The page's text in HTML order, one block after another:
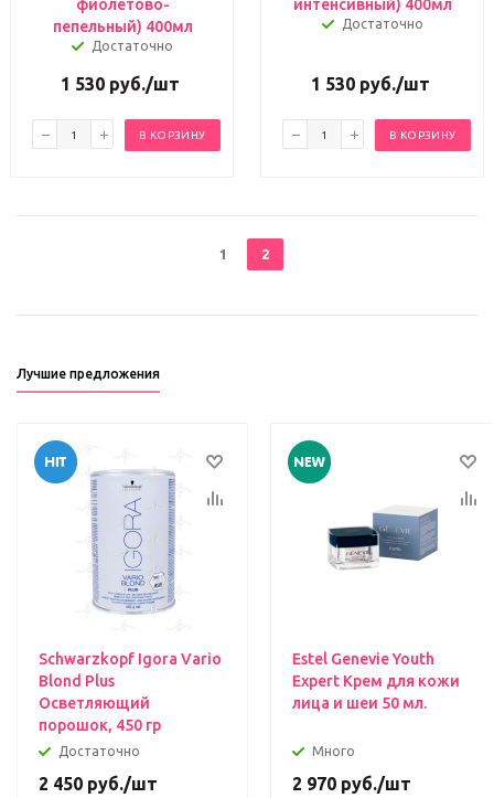
фиолетово-
пепельный) 400мл
Достаточно
1 530 руб./шт
В КОРЗИНУ
интенсивный) 400мл
Достаточно
1 530 руб./шт
В КОРЗИНУ
1 2
Лучшие предложения
Schwarzkopf Igora Vario
Blond Plus
Осветляющий
порошок, 450 гр
Достаточно
2 450 руб./шт
Estel Genevie Youth
Expert Крем для кожи
лица и шеи 50 мл.
Много
2 970 руб./шт